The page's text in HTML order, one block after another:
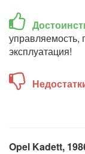
управляемость,
эксплуатация!
Opel Kadett,